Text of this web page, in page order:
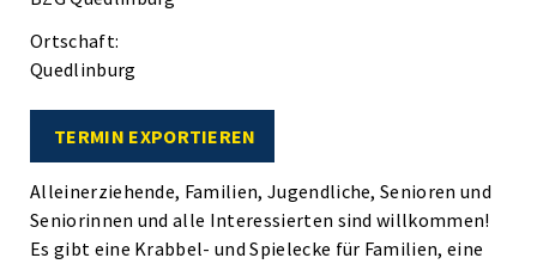
Ortschaft:
Quedlinburg
TERMIN EXPORTIEREN
Alleinerziehende, Familien, Jugendliche, Senioren und
Seniorinnen und alle Interessierten sind willkommen!
Es gibt eine Krabbel- und Spielecke für Familien, eine